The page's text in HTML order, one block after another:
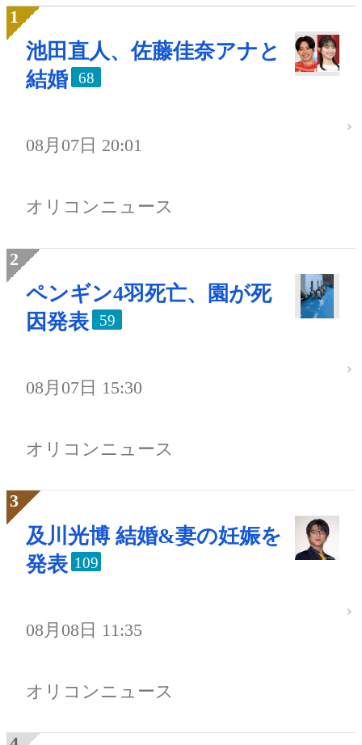
池田直人、佐藤佳奈アナと
結婚
68
08月07日 20:01
オリコンニュース
ペンギン4羽死亡、園が死
因発表
59
08月07日 15:30
オリコンニュース
及川光博 結婚&妻の妊娠を
発表 109
08月08日 11:35
オリコンニュース